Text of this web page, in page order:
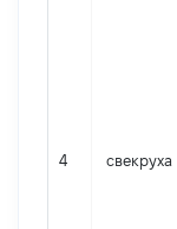
4 свекруха